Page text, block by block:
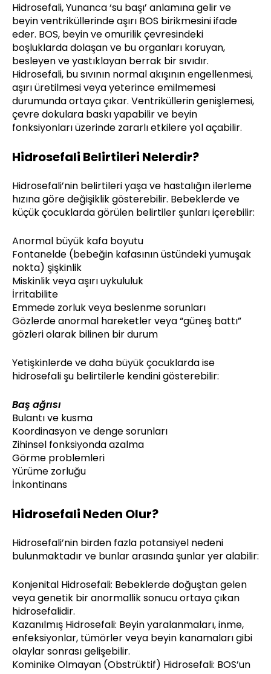
Hidrosefali, Yunanca ‘su başı’ anlamına gelir ve
beyin ventriküllerinde aşırı BOS birikmesini ifade
eder. BOS, beyin ve omurilik çevresindeki
boşluklarda dolaşan ve bu organları koruyan,
besleyen ve yastıklayan berrak bir sıvıdır.
Hidrosefali, bu sıvının normal akışının engellenmesi,
aşırı üretilmesi veya yeterince emilmemesi
durumunda ortaya çıkar. Ventriküllerin genişlemesi,
çevre dokulara baskı yapabilir ve beyin
fonksiyonları üzerinde zararlı etkilere yol açabilir.
Hidrosefali Belirtileri Nelerdir?
Hidrosefali’nin belirtileri yaşa ve hastalığın ilerleme
hızına göre değişiklik gösterebilir. Bebeklerde ve
küçük çocuklarda görülen belirtiler şunları içerebilir:
Anormal büyük kafa boyutu
Fontanelde (bebeğin kafasının üstündeki yumuşak
nokta) şişkinlik
Miskinlik veya aşırı uykululuk
İrritabilite
Emmede zorluk veya beslenme sorunları
Gözlerde anormal hareketler veya “güneş battı”
gözleri olarak bilinen bir durum
Yetişkinlerde ve daha büyük çocuklarda ise
hidrosefali şu belirtilerle kendini gösterebilir:
Baş ağrısı
Bulantı ve kusma
Koordinasyon ve denge sorunları
Zihinsel fonksiyonda azalma
Görme problemleri
Yürüme zorluğu
İnkontinans
Hidrosefali Neden Olur?
Hidrosefali’nin birden fazla potansiyel nedeni
bulunmaktadır ve bunlar arasında şunlar yer alabilir:
Konjenital Hidrosefali: Bebeklerde doğuştan gelen
veya genetik bir anormallik sonucu ortaya çıkan
hidrosefalidir.
Kazanılmış Hidrosefali: Beyin yaralanmaları, inme,
enfeksiyonlar, tümörler veya beyin kanamaları gibi
olaylar sonrası gelişebilir.
Kominike Olmayan (Obstrüktif) Hidrosefali: BOS’un